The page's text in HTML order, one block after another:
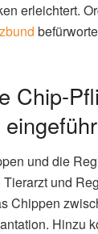
erleichtert.
Chip-
und die
und
Chippen
Hinzu